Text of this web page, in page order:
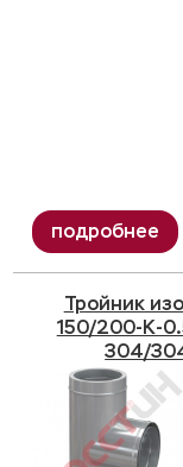
Тройник
150/200-K-
304/